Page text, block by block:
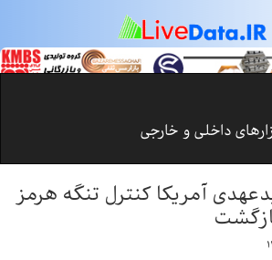
داخلی و خارجی
آمریکا کنترل تنگه هرمز